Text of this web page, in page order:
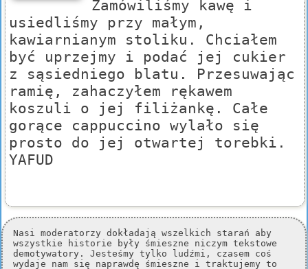
Zamówiliśmy kawę i
usiedliśmy przy małym,
kawiarnianym stoliku. Chciałem
być uprzejmy i podać jej cukier
z sąsiedniego blatu. Przesuwając
ramię, zahaczyłem rękawem
koszuli o jej filiżankę. Całe
gorące cappuccino wylało się
prosto do jej otwartej torebki.
YAFUD
Nasi moderatorzy dokładają wszelkich starań aby
wszystkie historie były śmieszne niczym tekstowe
demotywatory. Jesteśmy tylko ludźmi, czasem coś
wydaje nam się naprawdę śmieszne i traktujemy to